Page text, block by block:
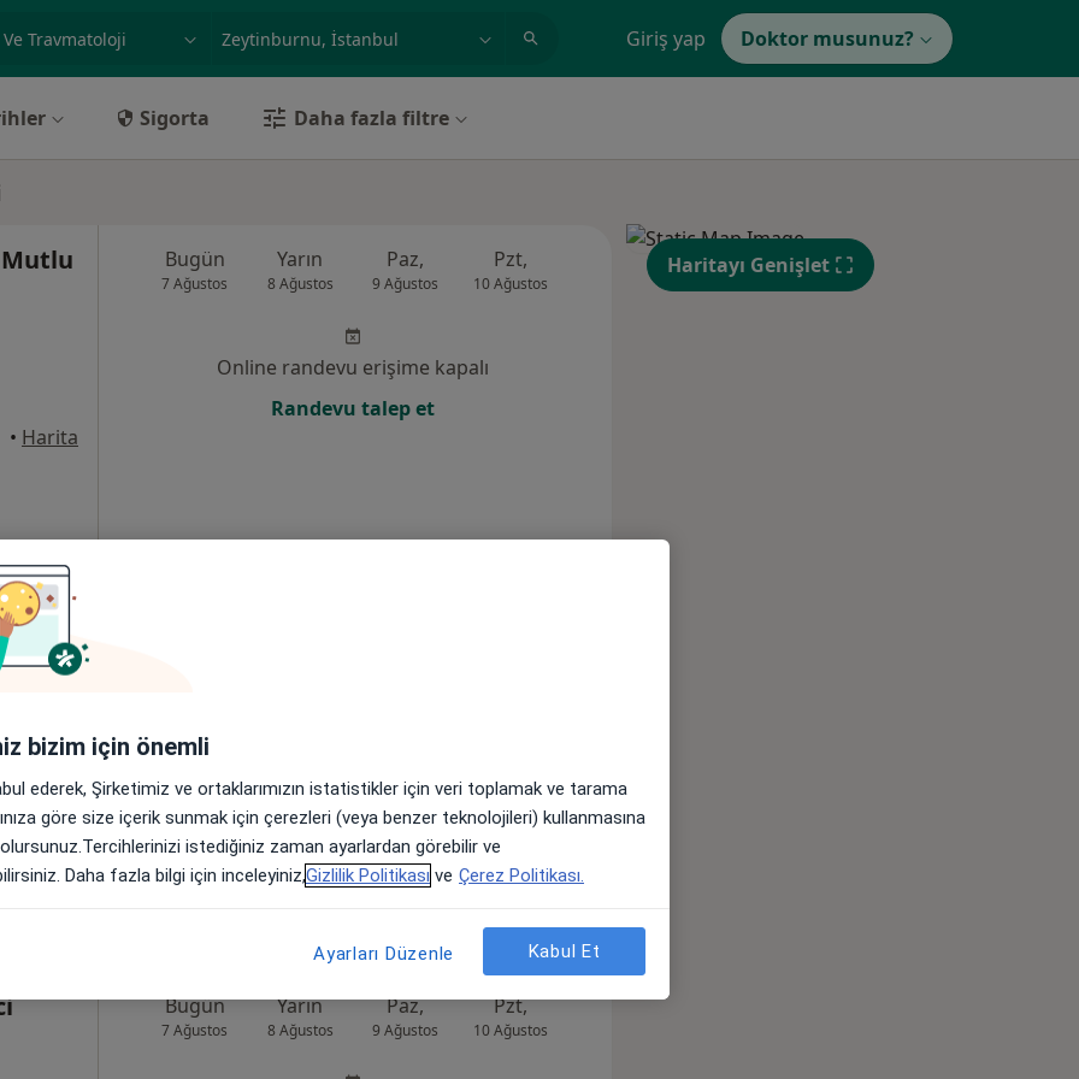
örnek: İstanbul Giriş yap Doktor musunuz?
Sigorta Daha fazla filtre
• Harita
Bugün
7 Ağustos
Yarın
8 Ağustos
Paz,
9 Ağustos
Pzt,
10 Ağustos 11 Ağustos
Çar,
12 Ağustos
Per,
13 Ağustos
Online randevu erişime kapalı
Randevu talep et
Randevu talep et
Bugün
7 Ağustos
Yarın
8 Ağustos
Paz,
9 Ağustos
Pzt,
10 Ağustos
Sal,
Haritayı Genişlet
bizim için önemli
ederek, Şirketimiz ve ortaklarımızın istatistikler için veri toplamak ve tarama
göre size içerik sunmak için çerezleri (veya benzer teknolojileri) kullanmasına
istediğiniz zaman ayarlardan görebilir ve
Daha fazla bilgi için inceleyiniz,Gizlilik Politikası ve Çerez Politikası.
Ayarları Düzenle Kabul Et